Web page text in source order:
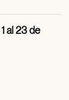
al 23 de